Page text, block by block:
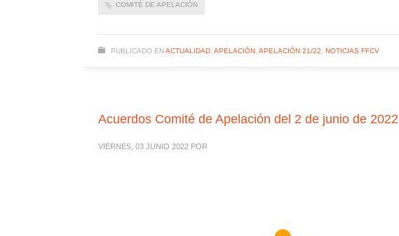
COMITÉ DE APELACIÓN
PUBLICADO EN ACTUALIDAD, APELACIÓN, APELACIÓN 21/22, NOTICIAS FFCV
Acuerdos Comité de Apelación del 2 de junio de 2022
VIERNES, 03 JUNIO 2022 POR